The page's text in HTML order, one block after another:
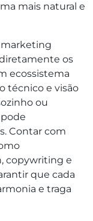
mais natural e
marketing
os
ecossistema
técnico e visão
ou
Contar com
copywriting e
que cada
e traga